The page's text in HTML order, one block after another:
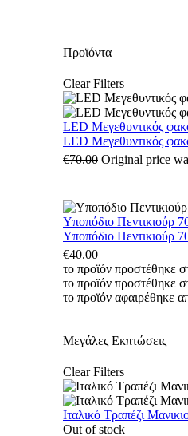
Προϊόντα
Clear Filters
LED Μεγεθυντικός
LED Μεγεθυντικός
€70.00 Original price
Υποπόδιο Πεντικιούρ
Υποπόδιο Πεντικιούρ
€40.00
το προϊόν προστέθηκε
το προϊόν προστέθηκε
το προϊόν αφαιρέθηκε
Μεγάλες Εκπτώσεις
Clear Filters
Ιταλικό Τραπέζι
Out of stock